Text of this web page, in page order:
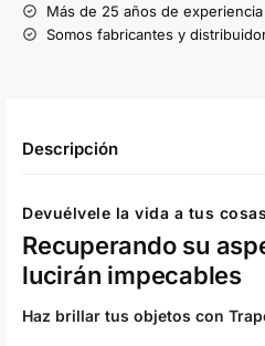
Más de 25 años de experiencia
Somos fabricantes y
Descripción
Devuélvele la vida a tus cosas
Recuperando su
lucirán impecables
Haz brillar tus objetos con